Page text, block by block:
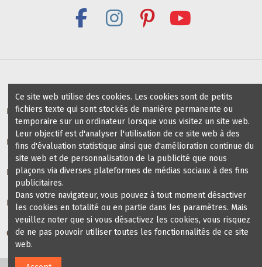
Bénéfices pour profs / groups de danse
Écoles de danse partenaires
Informations
Blog chaussures de danse
Contact us
Ce site web utilise des cookies. Les cookies sont de petits
fichiers texte qui sont stockés de manière permanente ou
temporaire sur un ordinateur lorsque vous visitez un site web.
Leur objectif est d'analyser l'utilisation de ce site web à des
fins d'évaluation statistique ainsi que d'amélioration continue du
site web et de personnalisation de la publicité que nous
plaçons via diverses plateformes de médias sociaux à des fins
publicitaires.
Dans votre navigateur, vous pouvez à tout moment désactiver
les cookies en totalité ou en partie dans les paramètres. Mais
veuillez noter que si vous désactivez les cookies, vous risquez
de ne pas pouvoir utiliser toutes les fonctionnalités de ce site
web.